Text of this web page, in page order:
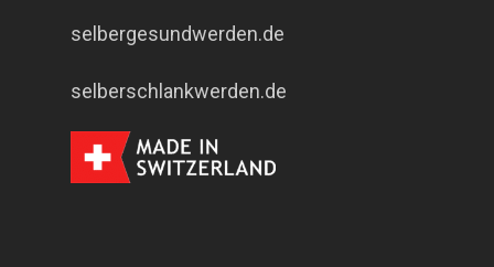
selbergesundwerden.de
selberschlankwerden.de